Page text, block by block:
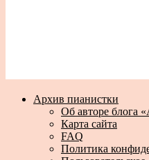
Архив пианистки
Об авторе блога
Карта сайта
FAQ
Политика